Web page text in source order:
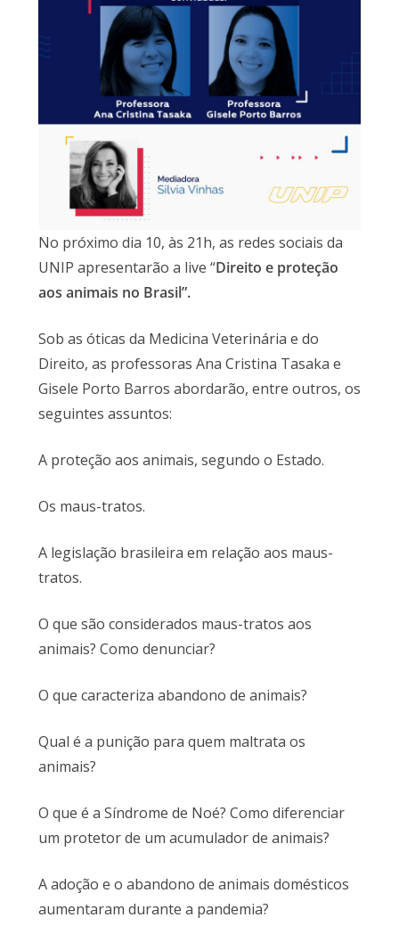
No próximo dia 10, às 21h, as redes sociais da
UNIP apresentarão a live “Direito e proteção
aos animais no Brasil”.
Sob as óticas da Medicina Veterinária e do
Direito, as professoras Ana Cristina Tasaka e
Gisele Porto Barros abordarão, entre outros, os
seguintes assuntos:
A proteção aos animais, segundo o Estado.
Os maus-tratos.
A legislação brasileira em relação aos maus-
tratos.
O que são considerados maus-tratos aos
animais? Como denunciar?
O que caracteriza abandono de animais?
Qual é a punição para quem maltrata os
animais?
O que é a Síndrome de Noé? Como diferenciar
um protetor de um acumulador de animais?
A adoção e o abandono de animais domésticos
aumentaram durante a pandemia?